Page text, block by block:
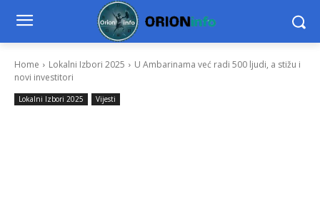
Home Lokalni Izbori 2025
U Ambarinama već radi 500 ljudi, a stižu i
novi investitori
Lokalni Izbori 2025 Vijesti